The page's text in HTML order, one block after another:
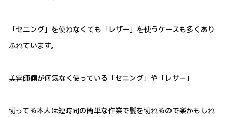
「セニング」を使わなくても「レザー」を使うケースも多くあり
ふれています。
美容師側が何気なく使っている「セニング」や「レザー」
切ってる本人は短時間の簡単な作業で髪を切れるので楽かもしれ